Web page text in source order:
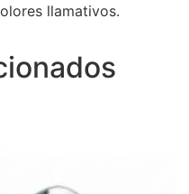
llamativos.